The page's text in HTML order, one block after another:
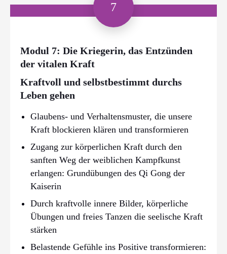
7
Modul 7: Die Kriegerin, das Entzünden
der vitalen Kraft
Kraftvoll und selbstbestimmt durchs
Leben gehen
Glaubens- und Verhaltensmuster, die unsere
Kraft blockieren klären und transformieren
Zugang zur körperlichen Kraft durch den
sanften Weg der weiblichen Kampfkunst
erlangen: Grundübungen des Qi Gong der
Kaiserin
Durch kraftvolle innere Bilder, körperliche
Übungen und freies Tanzen die seelische Kraft
stärken
Belastende Gefühle ins Positive transformieren: